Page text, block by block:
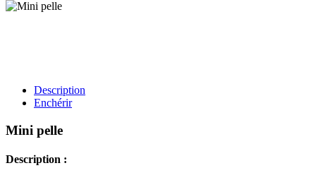
Description
Enchérir
Mini pelle
Description :